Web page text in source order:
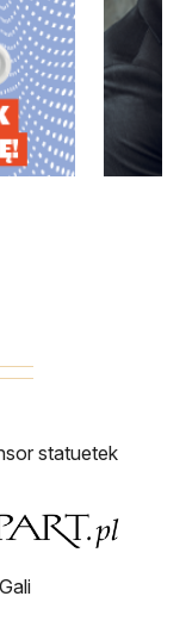
statuetek